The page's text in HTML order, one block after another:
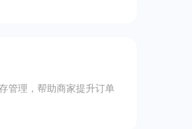
管理，帮助商家提升订单